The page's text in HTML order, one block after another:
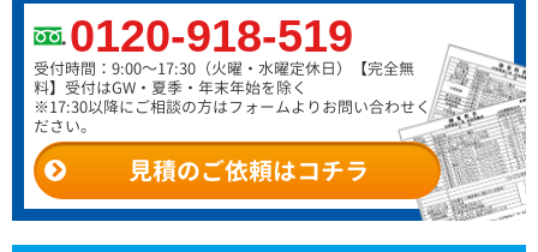
0120-918-519
受付時間：9:00～17:30（火曜・水曜定休日）
【完全無
料】受付はGW・夏季・年末年始を除く
※17:30以降にご相談の方はフォームよりお問い合わせく
ださい。
見積のご依頼はコチラ